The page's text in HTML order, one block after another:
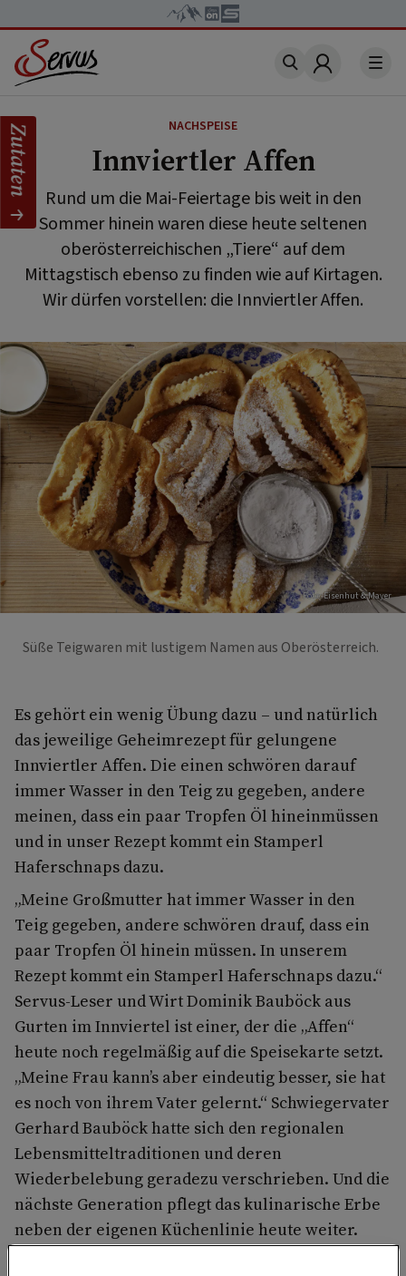
Account
NACHSPEISE
Innviertler Affen
Rund um die Mai-Feiertage bis weit in den
Sommer hinein waren diese heute seltenen
oberösterreichischen „Tiere“ auf dem
Mittagstisch ebenso zu finden wie auf Kirtagen.
Wir dürfen vorstellen: die Innviertler Affen.
Foto: Eisenhut & Mayer
Süße Teigwaren mit lustigem Namen aus Oberösterreich.
Es gehört ein wenig Übung dazu – und natürlich
das jeweilige Geheimrezept für gelungene
Innviertler Affen. Die einen schwören darauf
immer Wasser in den Teig zu gegeben, andere
meinen, dass ein paar Tropfen Öl hineinmüssen
und in unser Rezept kommt ein Stamperl
Haferschnaps dazu.
„Meine Großmutter hat immer Wasser in den
Teig gegeben, andere schwören drauf, dass ein
paar Tropfen Öl hinein müssen. In unserem
Rezept kommt ein Stamperl Haferschnaps dazu.“
Servus-Leser und Wirt Dominik Bauböck aus
Gurten im Innviertel ist einer, der die „Affen“
heute noch regelmäßig auf die Speisekarte setzt.
„Meine Frau kann’s aber eindeutig besser, sie hat
es noch von ihrem Vater gelernt.“ Schwiegervater
Gerhard Bauböck hatte sich den regionalen
Lebensmitteltraditionen und deren
Wiederbelebung geradezu verschrieben. Und die
nächste Generation pflegt das kulinarische Erbe
neben der eigenen Küchenlinie heute weiter.
Zutaten